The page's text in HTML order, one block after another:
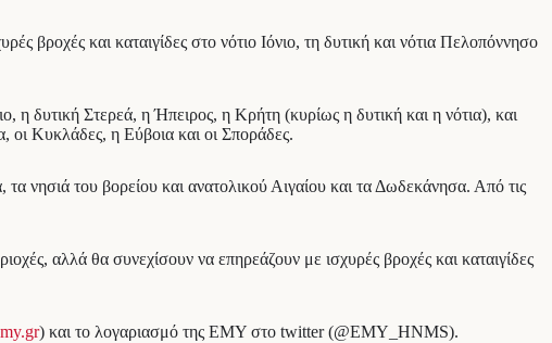
βροχές και καταιγίδες στο νότιο Ιόνιο, τη δυτική και νότια Πελοπόννησο
η δυτική Στερεά, η Ήπειρος, η Κρήτη (κυρίως η δυτική και η νότια), και
οι Κυκλάδες, η Εύβοια και οι Σποράδες.
νησιά του βορείου και ανατολικού Αιγαίου και τα Δωδεκάνησα. Από τις
αλλά θα συνεχίσουν να επηρεάζουν με ισχυρές βροχές και καταιγίδες
) και το λογαριασμό της ΕΜΥ στο twitter (@EMY_HNMS).